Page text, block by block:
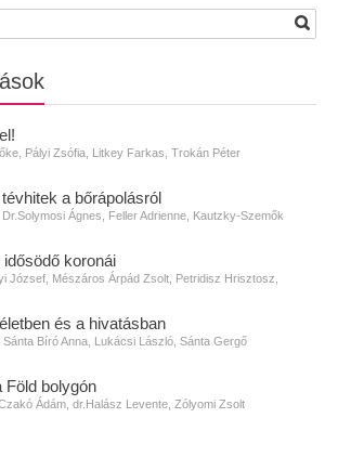
Pályi Zsófia, Litkey Farkas, Trokán Péter
a bőrápolásról
Ágnes, Feller Adrienne, Kautzky-Szemők
koronái
József, Mészáros Árpád Zsolt, Petridisz Hrisztosz,
és a hivatásban
Bíró Anna, Lukácsi László, Sánta Gergő
Föld bolygón
Ádám, dr.Halász Levente, Zólyomi Zsolt